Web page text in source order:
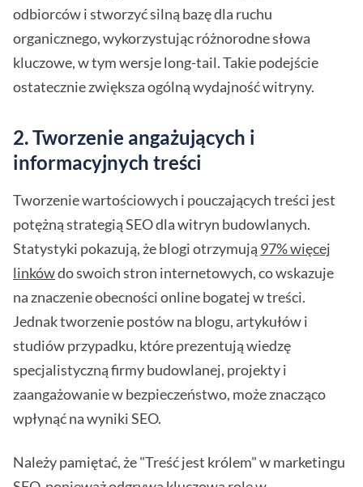
odbiorców i stworzyć silną bazę dla ruchu
organicznego, wykorzystując różnorodne słowa
kluczowe, w tym wersje long-tail. Takie podejście
ostatecznie zwiększa ogólną wydajność witryny.
2. Tworzenie angażujących i
informacyjnych treści
Tworzenie wartościowych i pouczających treści jest
potężną strategią SEO dla witryn budowlanych.
Statystyki pokazują, że blogi otrzymują 97% więcej
linkówdo swoich stron internetowych, co wskazuje
na znaczenie obecności online bogatej w treści.
Jednak tworzenie postów na blogu, artykułów i
studiów przypadku, które prezentują wiedzę
specjalistyczną firmy budowlanej, projekty i
zaangażowanie w bezpieczeństwo, może znacząco
wpłynąć na wyniki SEO.
Należy pamiętać, że "Treść jest królem" w marketingu